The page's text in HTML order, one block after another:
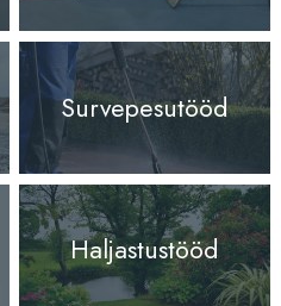
Survepesutööd
Haljastustööd